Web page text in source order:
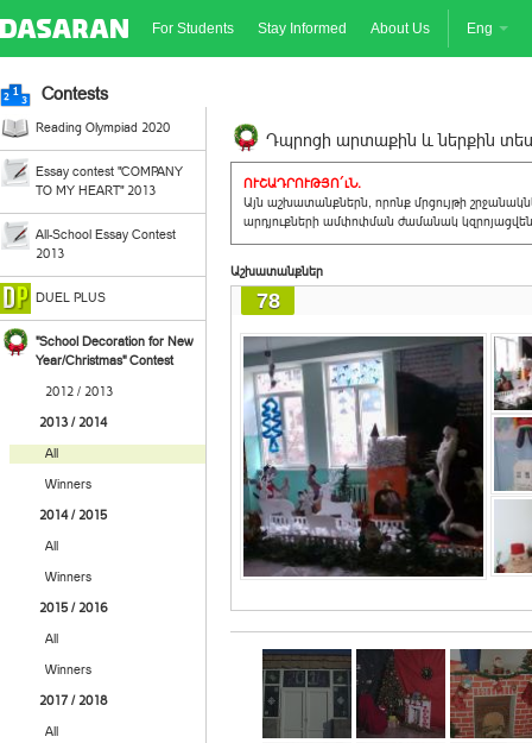
For Students Stay Informed About Us Eng
Contests
Reading Olympiad 2020
Essay contest "COMPANY
TO MY HEART" 2013
All-School Essay Contest
2013
DUEL PLUS
"School Decoration for New
Year/Christmas" Contest
2012 / 2013
2013 / 2014
All
Winners
2014 / 2015
All
Winners
2015 / 2016
All
Winners
2017 / 2018
All
Դպրոցի արտաքին և ներքին
ՈՒՇԱԴՐՈՒԹՅՈ´ւՆ.
Այն աշխատանքներն, որոնք մրցույթի
արդյուքների ամփոփման ժամանակ
Աշխատանքներ
78